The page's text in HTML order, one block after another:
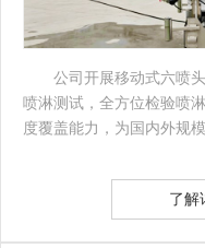
公司开展移动式六喷
喷淋测试，全方位检验喷
度覆盖能力，为国内外规
了解